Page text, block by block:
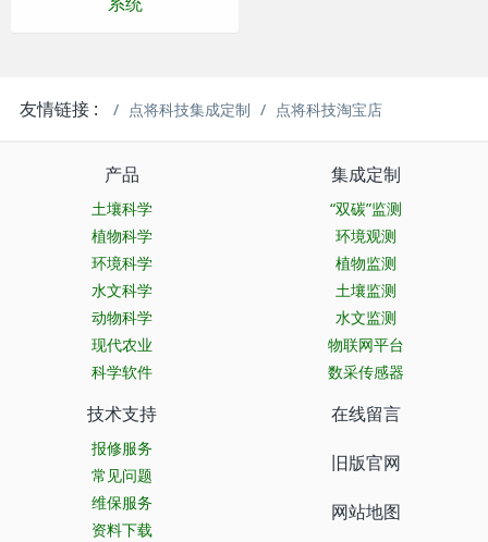
友情链接 : 点将科技集成定制 点将科技淘宝店
产品
土壤科学
植物科学
环境科学
水文科学
动物科学
现代农业
科学软件
集成定制
“双碳”监测
环境观测
植物监测
土壤监测
水文监测
物联网平台
数采传感器
技术支持
报修服务
常见问题
维保服务
资料下载
在线留言
旧版官网
网站地图